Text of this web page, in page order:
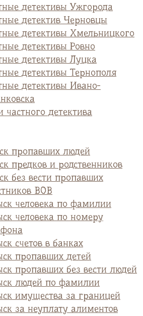
детективы Ужгорода
детектив Черновцы
детективы Хмельницкого
детективы Ровно
детективы Луцка
детективы Тернополя
детективы Ивано-
частного детектива
пропавших людей
предков и родственников
без вести пропавших
ВОВ
человека по фамилии
человека по номеру
счетов в банках
пропавших детей
пропавших без вести людей
людей по фамилии
имущества за границей
за неуплату алиментов